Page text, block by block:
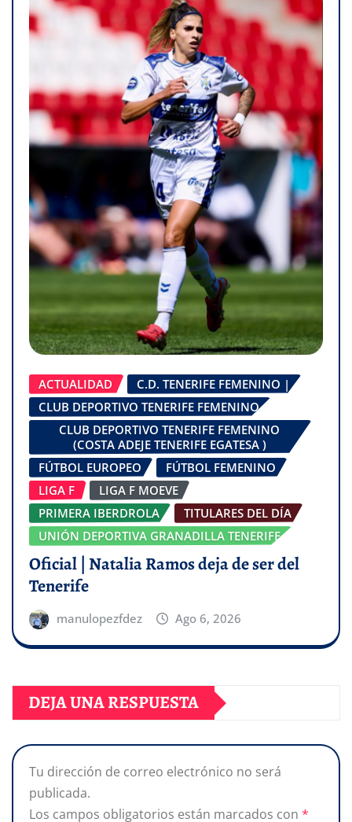
ACTUALIDAD
C.D. TENERIFE FEMENINO |
CLUB DEPORTIVO TENERIFE FEMENINO
CLUB DEPORTIVO TENERIFE FEMENINO
(COSTA ADEJE TENERIFE EGATESA )
FÚTBOL EUROPEO
FÚTBOL FEMENINO
LIGA F
LIGA F MOEVE
PRIMERA IBERDROLA
TITULARES DEL DÍA
UNIÓN DEPORTIVA GRANADILLA TENERIFE
Oficial | Natalia Ramos deja de ser del
Tenerife
manulopezfdez Ago 6, 2026
DEJA UNA RESPUESTA
Tu dirección de correo electrónico no será
publicada.
Los campos obligatorios están marcados con *